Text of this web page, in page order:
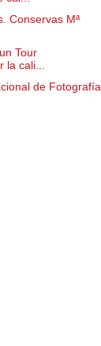
Conservas Mª
Tour
cali...
de Fotografía